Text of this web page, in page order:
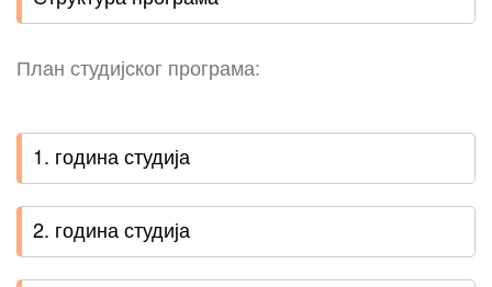
План студијског програма:
1. година студија
2. година студија